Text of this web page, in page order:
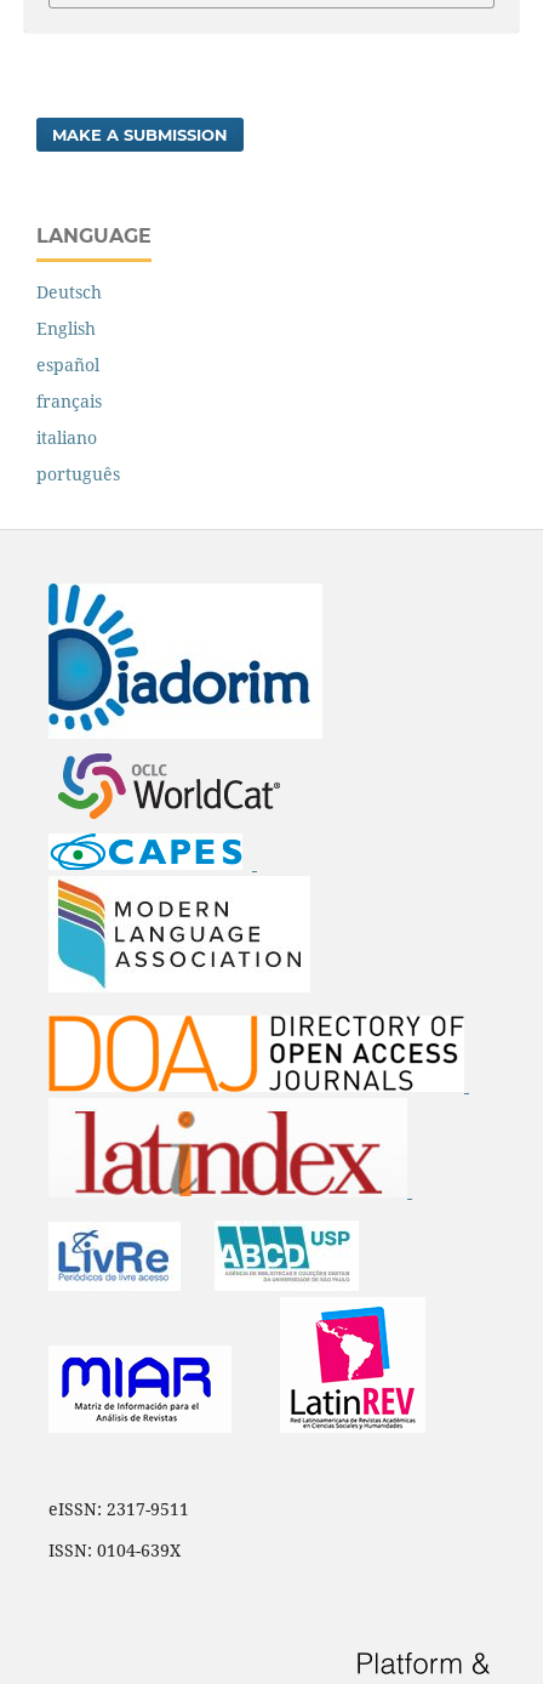
MAKE A SUBMISSION
LANGUAGE
Deutsch
English
español
français
italiano
português
eISSN: 2317-9511
ISSN: 0104-639X